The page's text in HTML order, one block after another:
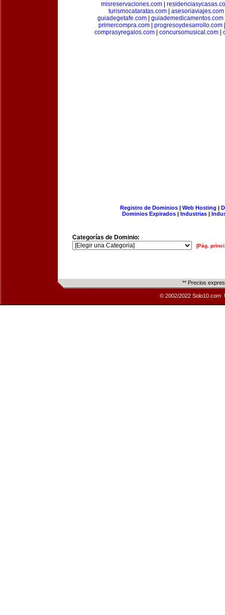
misreservaciones.com|
turismocataratas.com| asesoriaviajes.com
guiadegetafe.com| guiademedicamentos.com
primercompra.com| progresoydesarrollo.com
comprasyregalos.com| concursomusical.com|
Registro de Dominios| Web Hosting |
Dominios Expirados | Industrias |
Categorías de Dominio:
[Pág.
** Precios
© 2002/2022 Solo10.com